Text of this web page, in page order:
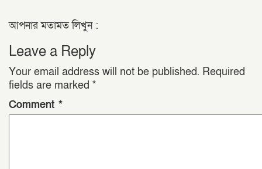
আপনার মতামত লিখুন :
Leave a Reply
Your email address will not be published. Required
fields are marked *
Comment *